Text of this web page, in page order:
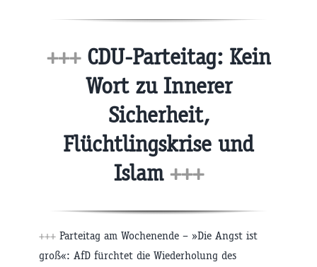
+++CDU-Parteitag: Kein
Wort zu Innerer
Sicherheit,
Flüchtlingskrise und
Islam +++
+++ Parteitag am Wochenende – »Die Angst ist
groß«: AfD fürchtet die Wiederholung des